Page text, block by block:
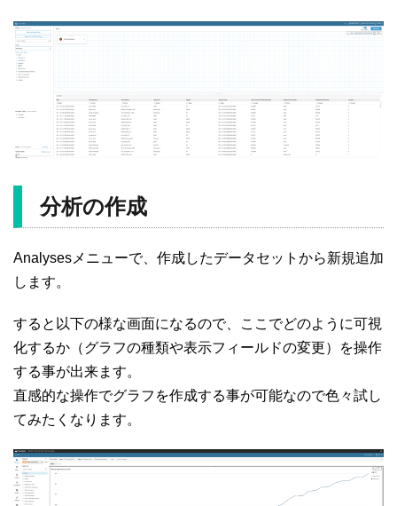
分析の作成
Analysesメニューで、作成したデータセットから新規追加
します。
すると以下の様な画面になるので、ここでどのように可視
化するか（グラフの種類や表示フィールドの変更）を操作
する事が出来ます。
直感的な操作でグラフを作成する事が可能なので色々試し
てみたくなります。